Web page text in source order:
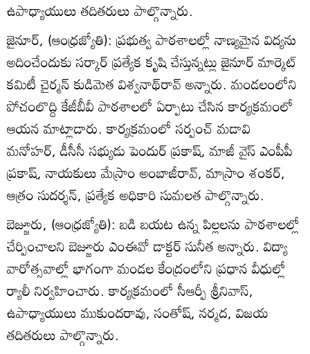
ఉపాధ్యాయులు తదితరులు పాల్గొన్నారు.
జైనూర్‌, (ఆంధ్రజ్యోతి): ప్రభుత్వ పాఠశాలల్లో నాణ్యమైన విద్యను
అదించేందుకు సర్కార్‌ ప్రత్యేక కృషి చేస్తున్నట్లు జైనూర్‌ మార్కెట్‌
కమిటీ చైర్మన్‌ కుడిమెత విశ్వనాథ్‌రావ్‌ అన్నారు. మండలంలోని
పోచంలొద్ది కేజీబీవీ పాఠశాలలో ఏర్పాటు చేసిన కార్యక్రమంలో
ఆయన మాట్లాడారు. కార్యక్రమంలో సర్పంచ్‌ మడావి
మనోహర్‌, డీసీసీ సభ్యుడు పెందుర్‌ ప్రకాష్‌, మాజీ వైస్‌ ఎంపీపీ
ప్రకాష్‌, నాయకులు మేస్రాం అంబాజీరావ్‌, మాస్రాం శంకర్‌,
ఆత్రం సుదర్శన్‌, ప్రత్యేక అధికారి సుమలత పాల్గొన్నారు.
బెజ్జూరు, (ఆంధ్రజ్యోతి): బడి బయట ఉన్న పిల్లలను పాఠశాలల్లో
చేర్పించాలని బెజ్జూరు ఎంఈవో డాక్టర్‌ సునీత అన్నారు. విద్యా
వారోత్సవాల్లో భాగంగా మండల కేంద్రంలోని ప్రధాన వీధుల్లో
ర్యాలీ నిర్వహించారు. కార్యక్రమంలో సీఆర్పీ శ్రీనివాస్‌,
ఉపాధ్యాయులు ముకుందరావు, సంతోష్‌, నర్మద, విజయ
తదితరులు పాల్గొన్నారు.